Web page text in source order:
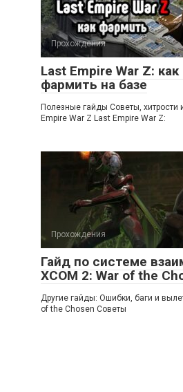
Прохождения
Last Empire War Z:
фармить на базе
Полезные гайды Советы, хитрости
Empire War Z Last Empire War Z:
Прохождения
Гайд по системе
XCOM 2: War of the
Другие гайды: Ошибки, баги и
of the Chosen Советы